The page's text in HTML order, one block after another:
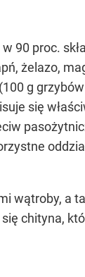
90 proc.
żelazo,
g
się
wątroby, a
chityna,